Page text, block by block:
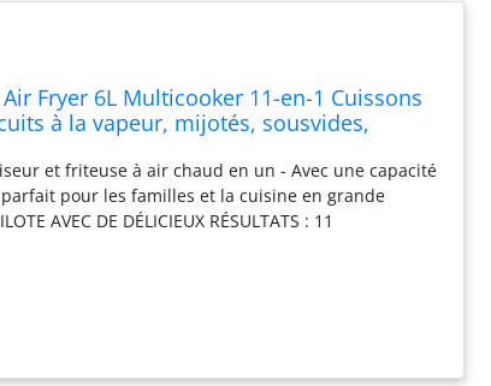
Fryer 6L Multicooker 11-en-1 Cuissons
à la vapeur, mijotés, sousvides,
et friteuse à air chaud en un - Avec une capacité
pour les familles et la cuisine en grande
AVEC DE DÉLICIEUX RÉSULTATS : 11
frire, rôtir, cuisson, griller et déshydrater. Des
Grâce à la combinaison idéale de l'autocuiseur et
seul appareil, vous pouvez préparer des repas